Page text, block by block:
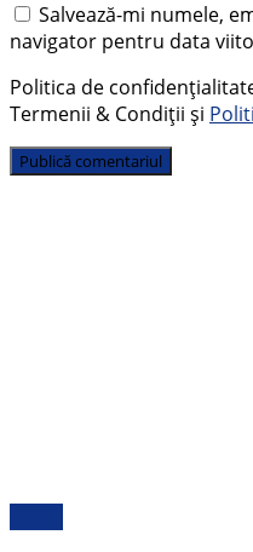
Salvează-mi numele,
navigator pentru data
Politica de
Termenii & Condiții și